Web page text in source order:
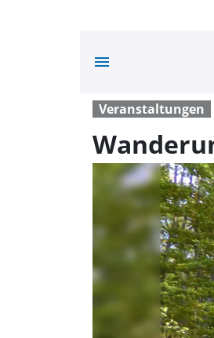
menu
Veranstaltungen